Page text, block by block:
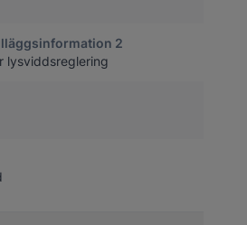
2
lysviddsreglering